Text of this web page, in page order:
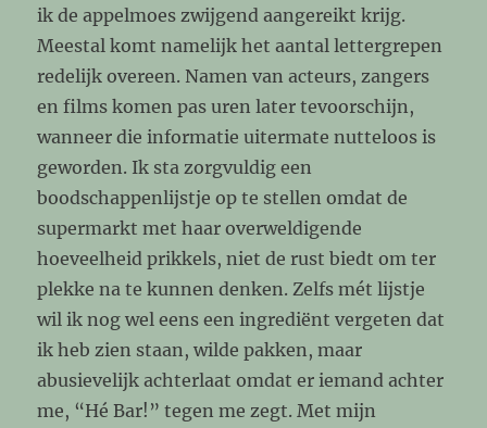
ik de appelmoes zwijgend aangereikt krijg.
Meestal komt namelijk het aantal lettergrepen
redelijk overeen. Namen van acteurs, zangers
en films komen pas uren later tevoorschijn,
wanneer die informatie uitermate nutteloos is
geworden. Ik sta zorgvuldig een
boodschappenlijstje op te stellen omdat de
supermarkt met haar overweldigende
hoeveelheid prikkels, niet de rust biedt om ter
plekke na te kunnen denken. Zelfs mét lijstje
wil ik nog wel eens een ingrediënt vergeten dat
ik heb zien staan, wilde pakken, maar
abusievelijk achterlaat omdat er iemand achter
me, “Hé Bar!” tegen me zegt. Met mijn